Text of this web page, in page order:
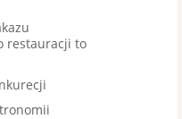
restauracji to